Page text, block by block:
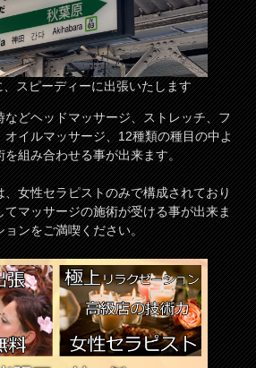
スピーディーに出張いたします
などヘッドマッサージ、ストレッチ、フ
オイルマッサージ、12種類の種目の中よ
を組み合わせる事が出来ます。
、女性セラピストのみで構成されており
てマッサージの施術が受ける事が出来ま
ョンをご満喫ください。